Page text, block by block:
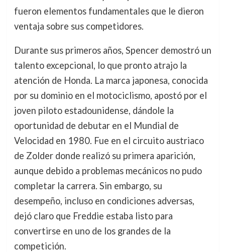
fueron elementos fundamentales que le dieron
ventaja sobre sus competidores.
Durante sus primeros años, Spencer demostró un
talento excepcional, lo que pronto atrajo la
atención de Honda. La marca japonesa, conocida
por su dominio en el motociclismo, apostó por el
joven piloto estadounidense, dándole la
oportunidad de debutar en el Mundial de
Velocidad en 1980. Fue en el circuito austriaco
de Zolder donde realizó su primera aparición,
aunque debido a problemas mecánicos no pudo
completar la carrera. Sin embargo, su
desempeño, incluso en condiciones adversas,
dejó claro que Freddie estaba listo para
convertirse en uno de los grandes de la
competición.